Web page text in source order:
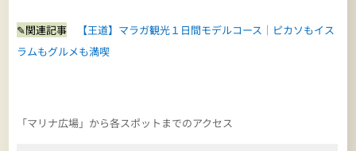
✎関連記事
【王道】マラガ観光１日間モデルコース｜ピカソもイス
ラムもグルメも満喫
「マリナ広場」から各スポットまでのアクセス